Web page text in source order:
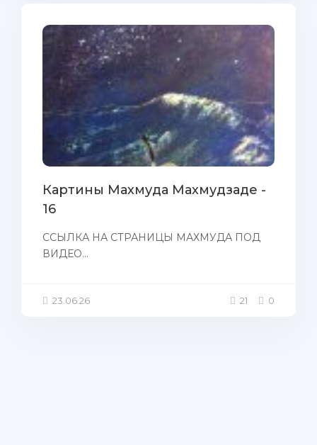
Картины Махмуда Махмудзаде -
16
ССЫЛКА НА СТРАНИЦЫ МАХМУДА ПОД
ВИДЕО...
23.06.26 21 0